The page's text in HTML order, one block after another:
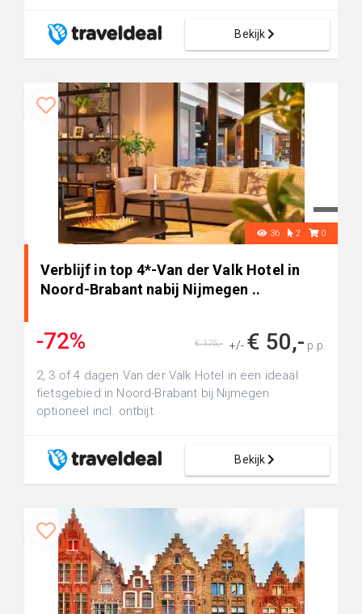
Bekijk
36 2 0
Verblijf in top 4*-Van der Valk Hotel in
Noord-Brabant nabij Nijmegen ..
-72% +/- € 50,- p.p.
€ 175,-
2, 3 of 4 dagen Van der Valk Hotel in een ideaal
fietsgebied in Noord-Brabant bij Nijmegen
optioneel incl. ontbijt
Bekijk